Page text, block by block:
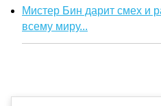
Мистер Бин дарит смех и
всему миру...